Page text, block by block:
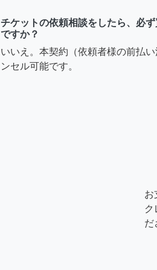
チケットの依頼相談をしたら、必
ですか？
いいえ。本契約（依頼者様の前払
ンセル可能です。
お
ク
だ